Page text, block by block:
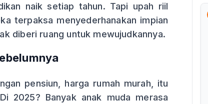
naik setiap tahun. Tapi upah riil
terpaksa menyederhanakan impian
diberi ruang untuk mewujudkannya.
pensiun, harga rumah murah, itu
2025? Banyak anak muda merasa